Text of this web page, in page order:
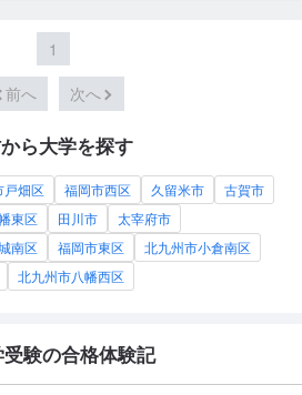
1
前へ 次へ
ら大学を探す
戸畑区 福岡市西区 久留米市
古賀市
東区 田川市
太宰府市
南区 福岡市東区
北九州市小倉南区
北九州市八幡西区
験の合格体験記